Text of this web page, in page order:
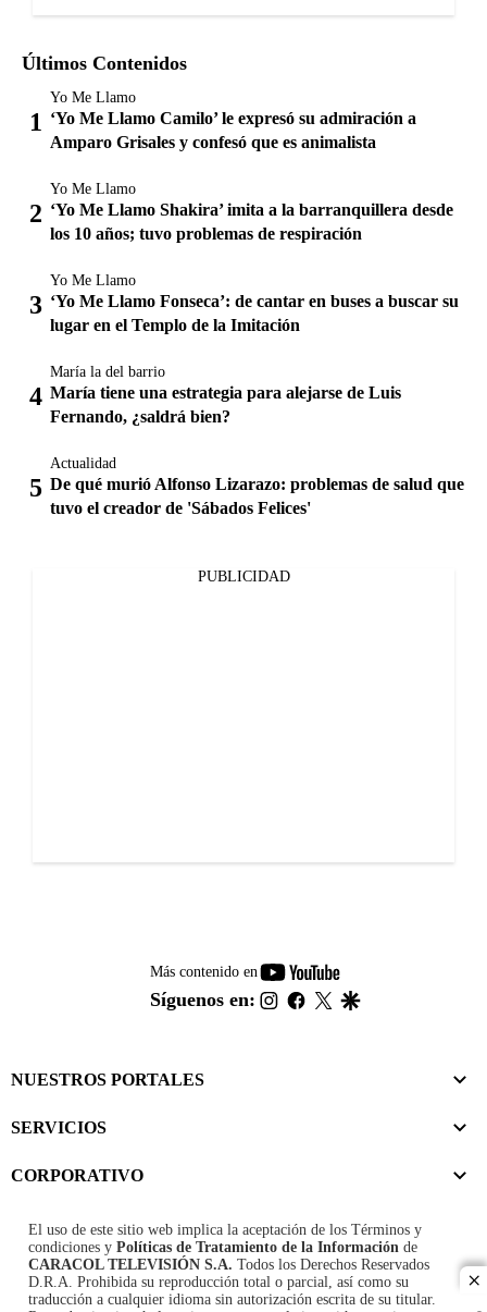
Últimos Contenidos
Yo Me Llamo
‘Yo Me Llamo Camilo’ le expresó su admiración a
Amparo Grisales y confesó que es animalista
Yo Me Llamo
‘Yo Me Llamo Shakira’ imita a la barranquillera desde
los 10 años; tuvo problemas de respiración
Yo Me Llamo
‘Yo Me Llamo Fonseca’: de cantar en buses a buscar su
lugar en el Templo de la Imitación
María la del barrio
María tiene una estrategia para alejarse de Luis
Fernando, ¿saldrá bien?
Actualidad
De qué murió Alfonso Lizarazo: problemas de salud que
tuvo el creador de 'Sábados Felices'
PUBLICIDAD
Más contenido en
youtube-
footer
Síguenos en: instagram
facebook
twitter
NUESTROS PORTALES
SERVICIOS
CORPORATIVO
El uso de este sitio web implica la aceptación de los Términos y
condiciones y Políticas de Tratamiento de la Información de
CARACOL TELEVISIÓN S.A. Todos los Derechos Reservados
D.R.A. Prohibida su reproducción total o parcial, así como su
traducción a cualquier idioma sin autorización escrita de su titular.